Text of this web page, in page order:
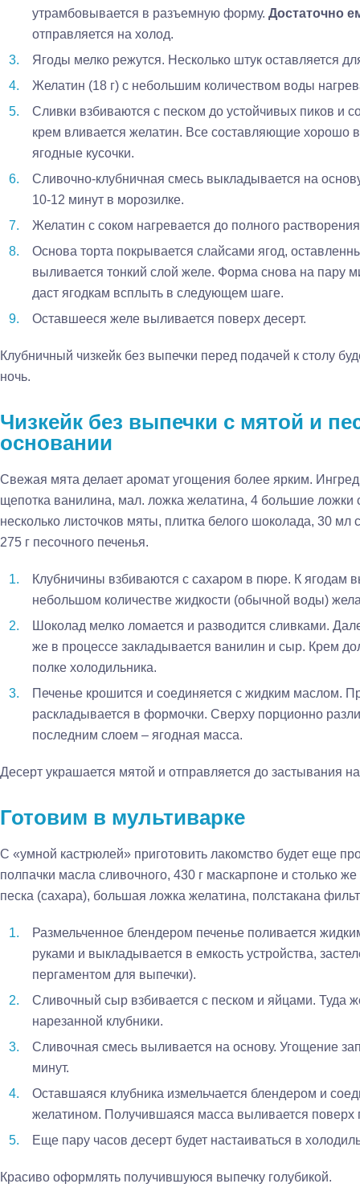
утрамбовывается в разъемную форму. Достаточно
отправляется на холод.
Ягоды мелко режутся. Несколько штук оставляется
Желатин (18 г) с небольшим количеством воды
Сливки взбиваются с песком до устойчивых пиков и
крем вливается желатин. Все составляющие
ягодные кусочки.
Сливочно-клубничная смесь выкладывается на
10-12 минут в морозилке.
Желатин с соком нагревается до полного
Основа торта покрывается слайсами ягод,
выливается тонкий слой желе. Форма снова на пару
даст ягодкам всплыть в следующем шаге.
Оставшееся желе выливается поверх десерт.
Клубничный чизкейк без выпечки перед подачей к столу
ночь.
Чизкейк без выпечки с мятой и
основании
Свежая мята делает аромат угощения более ярким.
щепотка ванилина, мал. ложка желатина, 4 большие ложки
несколько листочков мяты, плитка белого шоколада, 30 мл
275 г песочного печенья.
Клубничины взбиваются с сахаром в пюре. К ягодам
небольшом количестве жидкости (обычной воды)
Шоколад мелко ломается и разводится сливками.
же в процессе закладывается ванилин и сыр. Крем
полке холодильника.
Печенье крошится и соединяется с жидким маслом.
раскладывается в формочки. Сверху порционно
последним слоем – ягодная масса.
Десерт украшается мятой и отправляется до застывания
Готовим в мультиварке
С «умной кастрюлей» приготовить лакомство будет еще
полпачки масла сливочного, 430 г маскарпоне и столько
песка (сахара), большая ложка желатина, полстакана
Размельченное блендером печенье поливается
руками и выкладывается в емкость устройства,
пергаментом для выпечки).
Сливочный сыр взбивается с песком и яйцами. Туда
нарезанной клубники.
Сливочная смесь выливается на основу. Угощение
минут.
Оставшаяся клубника измельчается блендером и
желатином. Получившаяся масса выливается поверх
Еще пару часов десерт будет настаиваться в
Красиво оформлять получившуюся выпечку голубикой.